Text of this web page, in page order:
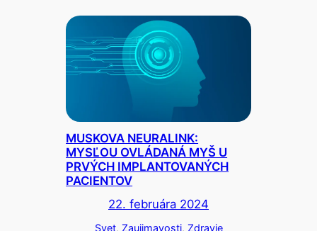
MUSKOVA NEURALINK:
MYSĽOU OVLÁDANÁ MYŠ U
PRVÝCH IMPLANTOVANÝCH
PACIENTOV
22. februára 2024
Svet, Zaujimavosti, Zdravie